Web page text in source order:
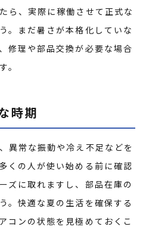
ら、実際に稼働させて正式な
。まだ暑さが本格化していな
修理や部品交換が必要な場合
。
時期
異常な振動や冷え不足などを
くの人が使い始める前に確認
ズに取れますし、部品在庫の
。快適な夏の生活を確保する
コンの状態を見極めておくこ